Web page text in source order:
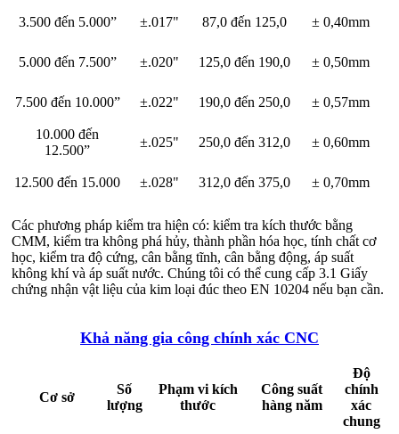
3.500 đến 5.000” ±.017" 87,0 đến 125,0 ± 0,40mm
5.000 đến 7.500” ±.020" 125,0 đến 190,0 ± 0,50mm
7.500 đến 10.000” ±.022" 190,0 đến 250,0 ± 0,57mm
10.000 đến
12.500”
±.025" 250,0 đến 312,0 ± 0,60mm
12.500 đến 15.000 ±.028" 312,0 đến 375,0 ± 0,70mm
Các phương pháp kiểm tra hiện có: kiểm tra kích thước bằng
CMM, kiểm tra không phá hủy, thành phần hóa học, tính chất cơ
học, kiểm tra độ cứng, cân bằng tĩnh, cân bằng động, áp suất
không khí và áp suất nước. Chúng tôi có thể cung cấp 3.1 Giấy
chứng nhận vật liệu của kim loại đúc theo EN 10204 nếu bạn cần.
Khả năng gia công chính xác CNC
Cơ sở
Số
lượng
Phạm vi kích
thước
Công suất
hàng năm
Độ
chính
xác
chung